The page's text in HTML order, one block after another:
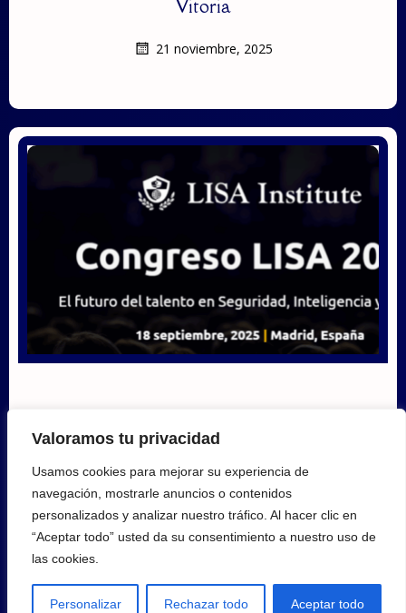
Valoramos tu privacidad
Usamos cookies para mejorar su experiencia de
navegación, mostrarle anuncios o contenidos
personalizados y analizar nuestro tráfico. Al hacer clic en
“Aceptar todo” usted da su consentimiento a nuestro uso de
las cookies.
Personalizar Rechazar todo Aceptar todo
Vitoria
21 noviembre, 2025
Congreso LISA Institute 2025 – El Futuro del
Talento en Seguridad, Inteligencia y Defensa